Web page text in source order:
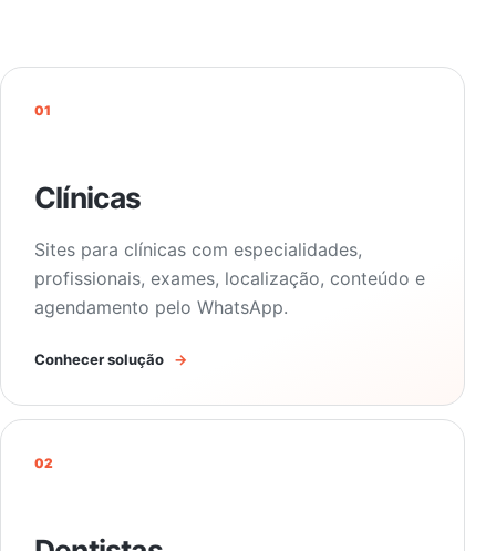
01
Clínicas
Sites para clínicas com especialidades,
profissionais, exames, localização, conteúdo e
agendamento pelo WhatsApp.
Conhecer solução →
02